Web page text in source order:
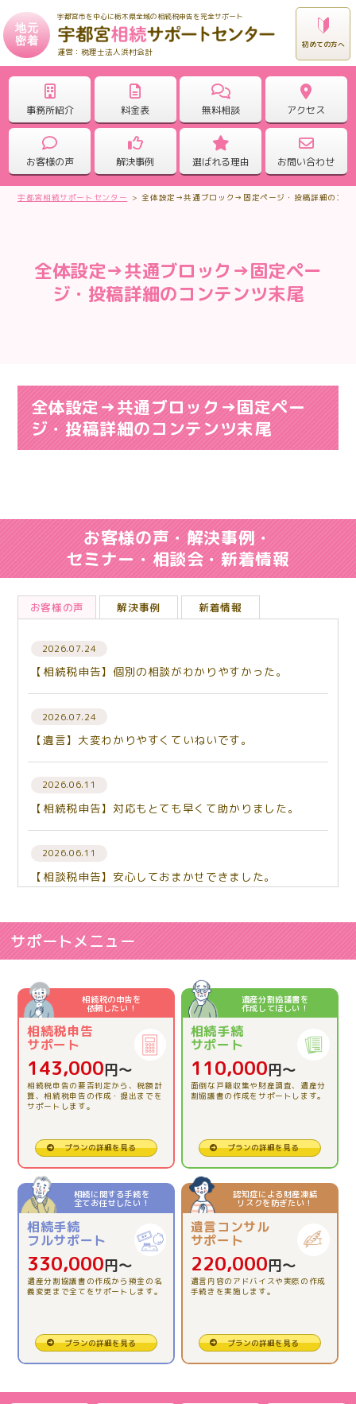
宇都宮市を中心に栃木県全域の相続税申告を完全サポート
地元
密着
税理士法人浜村会計
初めての方へ
事務所紹介 料金表 無料相談 アクセス
お客様の声 解決事例 選ばれる理由 お問い合わせ
宇都宮相続サポートセンター >全体設定→共通ブロック→固定ページ・投稿詳細のコン
全体設定→共通ブロック→固定ペー
ジ・投稿詳細のコンテンツ末尾
全体設定→共通ブロック→固定ペー
ジ・投稿詳細のコンテンツ末尾
お客様の声・解決事例・
セミナー・相談会・新着情報
お客様の声 解決事例 新着情報
2026.07.24
【相続税申告】個別の相談がわかりやすかった。
2026.07.24
【遺言】大変わかりやすくていねいです。
2026.06.11
【相続税申告】対応もとても早くて助かりました。
2026.06.11
【相談税申告】安心しておまかせできました。
2026.06.03
【相続税申告】とてもわかりやすくお話しして下さりあ
りがとうございました。
【相続税申告】的確にアドバイスをいただき、本当に助
かりました。
2026.03.13
【相続税申告】とても親切で、安心でした。
2025.12.12
【相続税精算課税制度の活用】理解できました。
2025.11.26
【相続税申告】全ておまかせ出来たので安心でした。
2025.10.31
【相続税申告】一人で悩む前に、専門に相談してみて。
サポートメニュー
相続税の申告を
依頼したい！
相続税申告
サポート
143,000円〜
相続税申告の要否判定から、税額計
算、相続税申告の作成・提出までを
サポートします。
プランの詳細を見る
遺産分割協議書を
作成してほしい！
相続手続
サポート
110,000円〜
面倒な戸籍収集や財産調査、遺産分
割協議書の作成をサポートします。
プランの詳細を見る
相続に関する手続を
全てお任せしたい！
相続手続
フルサポート
330,000円〜
遺産分割協議書の作成から預金の名
義変更まで全てをサポートします。
プランの詳細を見る
認知症による財産凍結
リスクを防ぎたい！
遺言コンサル
サポート
220,000円〜
遺言内容のアドバイスや実際の作成
手続きを実施します。
プランの詳細を見る